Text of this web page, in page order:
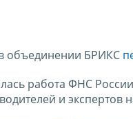
в объединении БРИКС
работа ФНС
и